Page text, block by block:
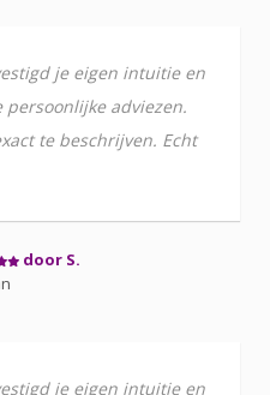
je eigen intuitie en
persoonlijke adviezen.
te beschrijven. Echt
door S.
je eigen intuitie en